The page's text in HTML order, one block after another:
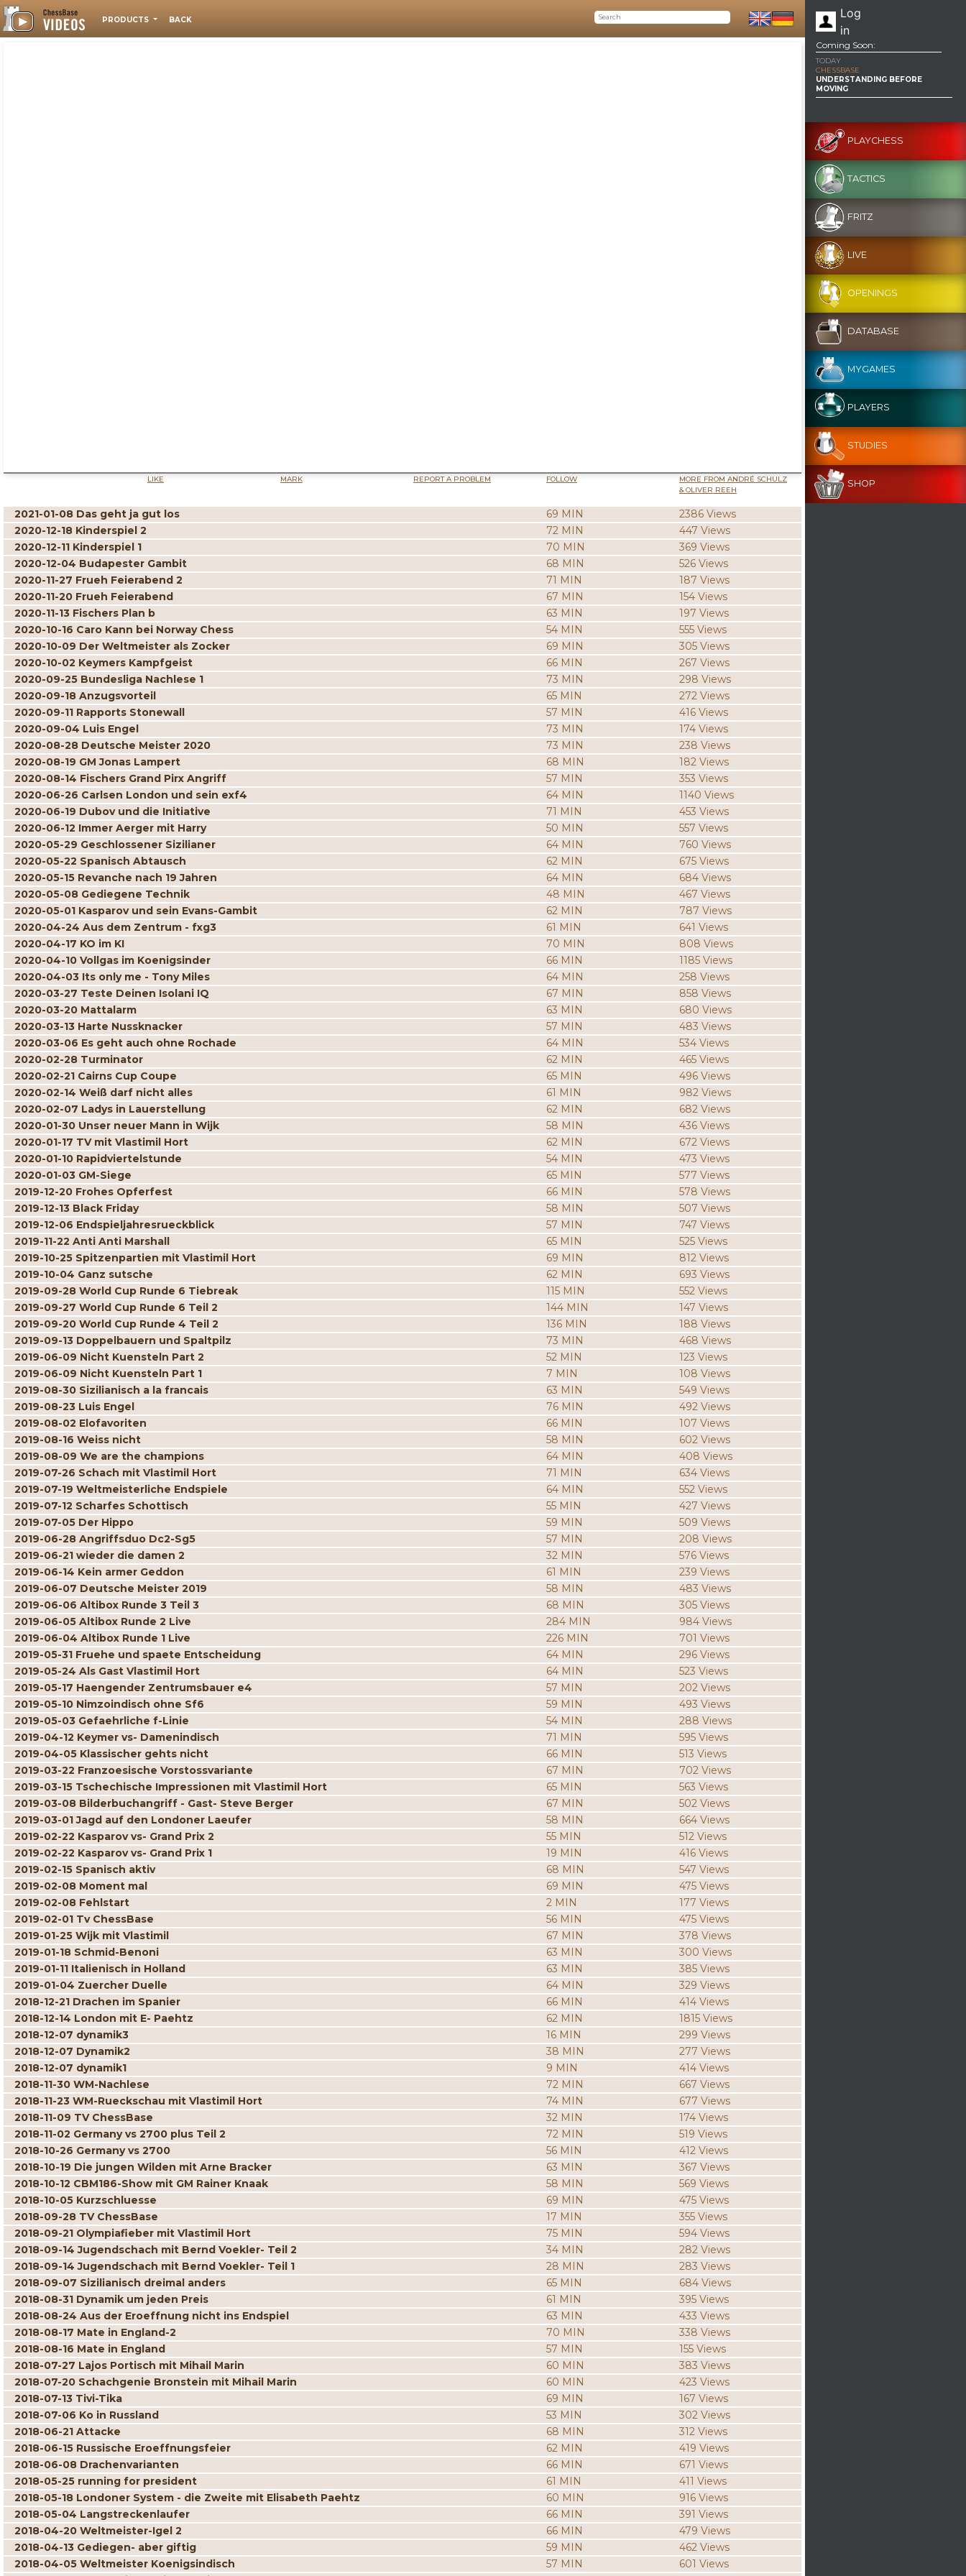
PRODUCTS BACK
Log
in
LIKE MARK REPORT A PROBLEM FOLLOW
MORE FROM ANDRÉ SCHULZ
& OLIVER REEH
2021-01-08 Das geht ja gut los 69 MIN
2386 Views
2020-12-18 Kinderspiel 2
72 MIN
447 Views
2020-12-11 Kinderspiel 1
70 MIN
369 Views
2020-12-04 Budapester Gambit
68 MIN
526 Views
2020-11-27 Frueh Feierabend 2
71 MIN
187 Views
2020-11-20 Frueh Feierabend
67 MIN
154 Views
2020-11-13 Fischers Plan b
63 MIN
197 Views
2020-10-16 Caro Kann bei Norway Chess
54 MIN
555 Views
2020-10-09 Der Weltmeister als Zocker
69 MIN
305 Views
2020-10-02 Keymers Kampfgeist
66 MIN
267 Views
2020-09-25 Bundesliga Nachlese 1
73 MIN
298 Views
2020-09-18 Anzugsvorteil
65 MIN
272 Views
2020-09-11 Rapports Stonewall
57 MIN
416 Views
2020-09-04 Luis Engel
73 MIN
174 Views
2020-08-28 Deutsche Meister 2020
73 MIN
238 Views
2020-08-19 GM Jonas Lampert
68 MIN
182 Views
2020-08-14 Fischers Grand Pirx Angriff
57 MIN
353 Views
2020-06-26 Carlsen London und sein exf4
64 MIN
1140 Views
2020-06-19 Dubov und die Initiative
71 MIN
453 Views
2020-06-12 Immer Aerger mit Harry
50 MIN
557 Views
2020-05-29 Geschlossener Sizilianer
64 MIN
760 Views
2020-05-22 Spanisch Abtausch
62 MIN
675 Views
2020-05-15 Revanche nach 19 Jahren
64 MIN
684 Views
2020-05-08 Gediegene Technik
48 MIN
467 Views
2020-05-01 Kasparov und sein Evans-Gambit
62 MIN
787 Views
2020-04-24 Aus dem Zentrum - fxg3
61 MIN
641 Views
2020-04-17 KO im KI
70 MIN
808 Views
2020-04-10 Vollgas im Koenigsinder
66 MIN
1185 Views
2020-04-03 Its only me - Tony Miles
64 MIN
258 Views
2020-03-27 Teste Deinen Isolani IQ
67 MIN
858 Views
2020-03-20 Mattalarm
63 MIN
680 Views
2020-03-13 Harte Nussknacker
57 MIN
483 Views
2020-03-06 Es geht auch ohne Rochade
64 MIN
534 Views
2020-02-28 Turminator
62 MIN
465 Views
2020-02-21 Cairns Cup Coupe
65 MIN
496 Views
2020-02-14 Weiß darf nicht alles
61 MIN
982 Views
2020-02-07 Ladys in Lauerstellung
62 MIN
682 Views
2020-01-30 Unser neuer Mann in Wijk
58 MIN
436 Views
2020-01-17 TV mit Vlastimil Hort
62 MIN
672 Views
2020-01-10 Rapidviertelstunde
54 MIN
473 Views
2020-01-03 GM-Siege
65 MIN
577 Views
2019-12-20 Frohes Opferfest
66 MIN
578 Views
2019-12-13 Black Friday
58 MIN
507 Views
2019-12-06 Endspieljahresrueckblick
57 MIN
747 Views
2019-11-22 Anti Anti Marshall
65 MIN
525 Views
2019-10-25 Spitzenpartien mit Vlastimil Hort
69 MIN
812 Views
2019-10-04 Ganz sutsche
62 MIN
693 Views
2019-09-28 World Cup Runde 6 Tiebreak
115 MIN
552 Views
2019-09-27 World Cup Runde 6 Teil 2
144 MIN
147 Views
2019-09-20 World Cup Runde 4 Teil 2
136 MIN
188 Views
2019-09-13 Doppelbauern und Spaltpilz
73 MIN
468 Views
2019-06-09 Nicht Kuensteln Part 2
52 MIN
123 Views
2019-06-09 Nicht Kuensteln Part 1
7 MIN
108 Views
2019-08-30 Sizilianisch a la francais
63 MIN
549 Views
2019-08-23 Luis Engel
76 MIN
492 Views
2019-08-02 Elofavoriten
66 MIN
107 Views
2019-08-16 Weiss nicht
58 MIN
602 Views
2019-08-09 We are the champions
64 MIN
408 Views
2019-07-26 Schach mit Vlastimil Hort
71 MIN
634 Views
2019-07-19 Weltmeisterliche Endspiele
64 MIN
552 Views
2019-07-12 Scharfes Schottisch
55 MIN
427 Views
2019-07-05 Der Hippo
59 MIN
509 Views
2019-06-28 Angriffsduo Dc2-Sg5
57 MIN
208 Views
2019-06-21 wieder die damen 2
32 MIN
576 Views
2019-06-14 Kein armer Geddon
61 MIN
239 Views
2019-06-07 Deutsche Meister 2019
58 MIN
483 Views
2019-06-06 Altibox Runde 3 Teil 3
68 MIN
305 Views
2019-06-05 Altibox Runde 2 Live
284 MIN
984 Views
2019-06-04 Altibox Runde 1 Live
226 MIN
701 Views
2019-05-31 Fruehe und spaete Entscheidung
64 MIN
296 Views
2019-05-24 Als Gast Vlastimil Hort
64 MIN
523 Views
2019-05-17 Haengender Zentrumsbauer e4
57 MIN
202 Views
2019-05-10 Nimzoindisch ohne Sf6
59 MIN
493 Views
2019-05-03 Gefaehrliche f-Linie
54 MIN
288 Views
2019-04-12 Keymer vs- Damenindisch
71 MIN
595 Views
2019-04-05 Klassischer gehts nicht
66 MIN
513 Views
2019-03-22 Franzoesische Vorstossvariante
67 MIN
702 Views
2019-03-15 Tschechische Impressionen mit Vlastimil Hort
65 MIN
563 Views
2019-03-08 Bilderbuchangriff - Gast- Steve Berger
67 MIN
502 Views
2019-03-01 Jagd auf den Londoner Laeufer
58 MIN
664 Views
2019-02-22 Kasparov vs- Grand Prix 2
55 MIN
512 Views
2019-02-22 Kasparov vs- Grand Prix 1
19 MIN
416 Views
2019-02-15 Spanisch aktiv
68 MIN
547 Views
2019-02-08 Moment mal
69 MIN
475 Views
2019-02-08 Fehlstart
2 MIN
177 Views
2019-02-01 Tv ChessBase
56 MIN
475 Views
2019-01-25 Wijk mit Vlastimil
67 MIN
378 Views
2019-01-18 Schmid-Benoni
63 MIN
300 Views
2019-01-11 Italienisch in Holland
63 MIN
385 Views
2019-01-04 Zuercher Duelle
64 MIN
329 Views
2018-12-21 Drachen im Spanier
66 MIN
414 Views
2018-12-14 London mit E- Paehtz
62 MIN
1815 Views
2018-12-07 dynamik3
16 MIN
299 Views
2018-12-07 Dynamik2
38 MIN
277 Views
2018-12-07 dynamik1
9 MIN
414 Views
2018-11-30 WM-Nachlese
72 MIN
667 Views
2018-11-23 WM-Rueckschau mit Vlastimil Hort
74 MIN
677 Views
2018-11-09 TV ChessBase
32 MIN
174 Views
2018-11-02 Germany vs 2700 plus Teil 2
72 MIN
519 Views
2018-10-26 Germany vs 2700
56 MIN
412 Views
2018-10-19 Die jungen Wilden mit Arne Bracker
63 MIN
367 Views
2018-10-12 CBM186-Show mit GM Rainer Knaak
58 MIN
569 Views
2018-10-05 Kurzschluesse
69 MIN
475 Views
2018-09-28 TV ChessBase
17 MIN
355 Views
2018-09-21 Olympiafieber mit Vlastimil Hort
75 MIN
594 Views
2018-09-14 Jugendschach mit Bernd Voekler- Teil 2
34 MIN
282 Views
2018-09-14 Jugendschach mit Bernd Voekler- Teil 1
28 MIN
283 Views
2018-09-07 Sizilianisch dreimal anders
65 MIN
684 Views
2018-08-31 Dynamik um jeden Preis
61 MIN
395 Views
2018-08-24 Aus der Eroeffnung nicht ins Endspiel
63 MIN
433 Views
2018-08-17 Mate in England-2
70 MIN
338 Views
2018-08-16 Mate in England
57 MIN
155 Views
2018-07-27 Lajos Portisch mit Mihail Marin
60 MIN
383 Views
2018-07-20 Schachgenie Bronstein mit Mihail Marin
60 MIN
423 Views
2018-07-13 Tivi-Tika
69 MIN
167 Views
2018-07-06 Ko in Russland
53 MIN
302 Views
2018-06-21 Attacke
68 MIN
312 Views
2018-06-15 Russische Eroeffnungsfeier
62 MIN
419 Views
2018-06-08 Drachenvarianten
66 MIN
671 Views
2018-05-25 running for president
61 MIN
411 Views
2018-05-18 Londoner System - die Zweite mit Elisabeth Paehtz
60 MIN
916 Views
2018-05-04 Langstreckenlaufer
66 MIN
391 Views
2018-04-20 Weltmeister-Igel 2
66 MIN
479 Views
2018-04-13 Gediegen- aber giftig
59 MIN
462 Views
2018-04-05 Weltmeister Koenigsindisch
57 MIN
601 Views
Coming Soon:
TODAY
CHESSBASE
UNDERSTANDING BEFORE
MOVING
PLAYCHESS
TACTICS
FRITZ
LIVE
OPENINGS
DATABASE
MYGAMES
PLAYERS
STUDIES
SHOP